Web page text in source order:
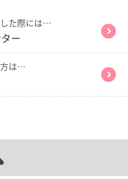
た際には…
ー
方は…